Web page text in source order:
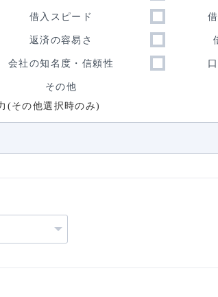
借入スピード
返済の容易さ
会社の知名度・信頼性
その他
(その他選択時のみ)